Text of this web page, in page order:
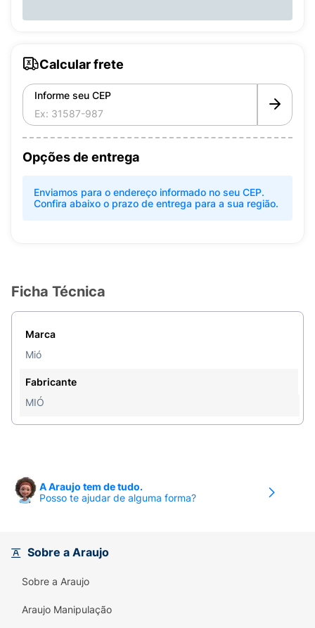
Calcular frete
Informe seu CEP
Opções de entrega
Enviamos para o endereço informado no seu CEP.
Confira abaixo o prazo de entrega para a sua região.
Ficha Técnica
Marca
Mió
Fabricante
MIÓ
A Araujo tem de tudo.
Posso te ajudar de alguma forma?
Sobre a Araujo
Sobre a Araujo
Araujo Manipulação